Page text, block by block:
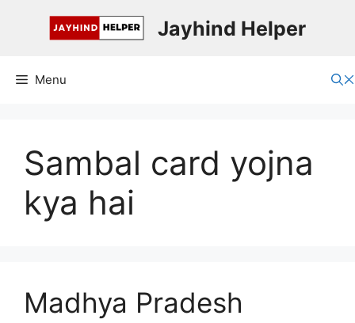
Jayhind Helper
Menu
Sambal card yojna
kya hai
Madhya Pradesh